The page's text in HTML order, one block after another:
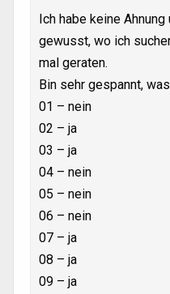
Ich habe keine Ahnung
gewusst, wo ich
mal geraten.
Bin sehr gespannt,
01 – nein
02 – ja
03 – ja
04 – nein
05 – nein
06 – nein
07 – ja
08 – ja
09 – ja